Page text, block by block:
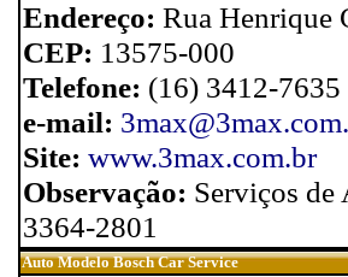
Endereço: Rua Henrique
CEP: 13575-000
Telefone: (16) 3412-
e-mail:
Site: www.3max.com.br
Observação: Serviços de
3364-2801
Auto Modelo Bosch Car Service